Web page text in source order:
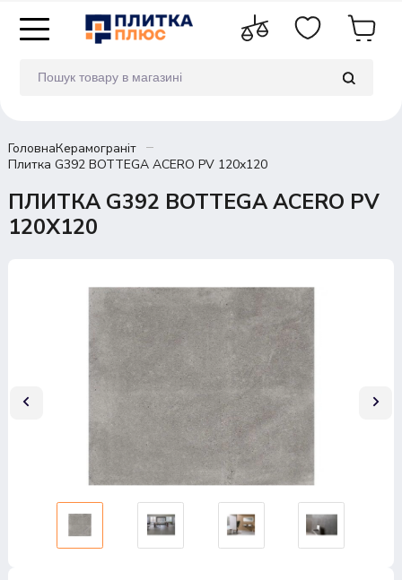
ГоловнаКерамограніт
Плитка G392 BOTTEGA ACERO PV 120x120
ПЛИТКА G392 BOTTEGA ACERO PV
120X120